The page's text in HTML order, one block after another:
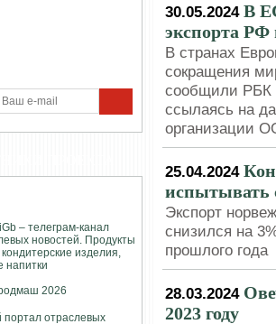
30.05.2024 В
экспорта РФ
В странах
сокращения
сообщили РБК
ссылаясь на
организации
25.04.2024
испытывать
Экспорт
снизился на
прошлого года
28.03.2024
2023 году